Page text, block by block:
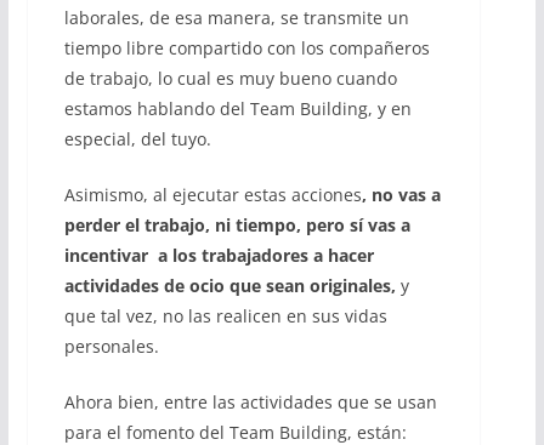
laborales, de esa manera, se transmite un
tiempo libre compartido con los compañeros
de trabajo, lo cual es muy bueno cuando
estamos hablando del Team Building, y en
especial, del tuyo.
Asimismo, al ejecutar estas acciones, no vas a
perder el trabajo, ni tiempo, pero sí vas a
incentivar a los trabajadores a hacer
actividades de ocio que sean originales, y
que tal vez, no las realicen en sus vidas
personales.
Ahora bien, entre las actividades que se usan
para el fomento del Team Building, están: